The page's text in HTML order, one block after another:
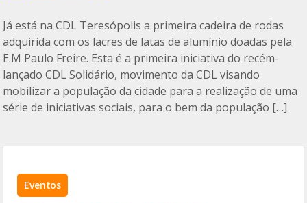
ac
e
b
o
o
k
w
itt
er
m
ai
l
m
p
ar
til
h
Já está na CDL Teresópolis a primeira cadeira de rodas
adquirida com os lacres de latas de alumínio doadas pela
E.M Paulo Freire. Esta é a primeira iniciativa do recém-
lançado CDL Solidário, movimento da CDL visando
mobilizar a população da cidade para a realização de uma
série de iniciativas sociais, para o bem da população […]
Eventos